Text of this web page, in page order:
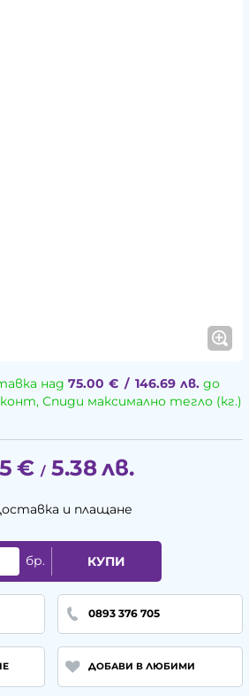
над 75.00 € / 146.69 лв.до
Спиди максимално тегло (кг.)
€ / 5.38лв.
и плащане
бр. КУПИ
0893 376 705
ДОБАВИ В ЛЮБИМИ